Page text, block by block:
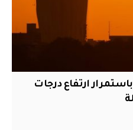
ارتفاع درجات